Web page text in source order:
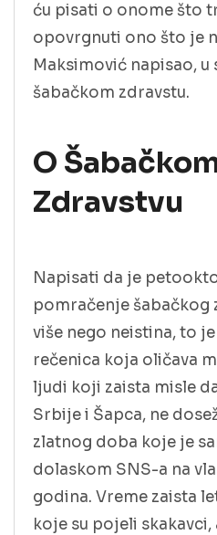
ću pisati o onome što
opovrgnuti ono što je
Maksimović napisao, u
šabačkom zdravstu.
O
Zdravstvu
Napisati da je
pomračenje šabačkog
više nego neistina, to
rečenica koja oličava
ljudi koji zaista misle
Srbije i Šapca, ne
zlatnog doba koje je
dolaskom SNS-a na
godina. Vreme zaista
koje su pojeli skakavci,